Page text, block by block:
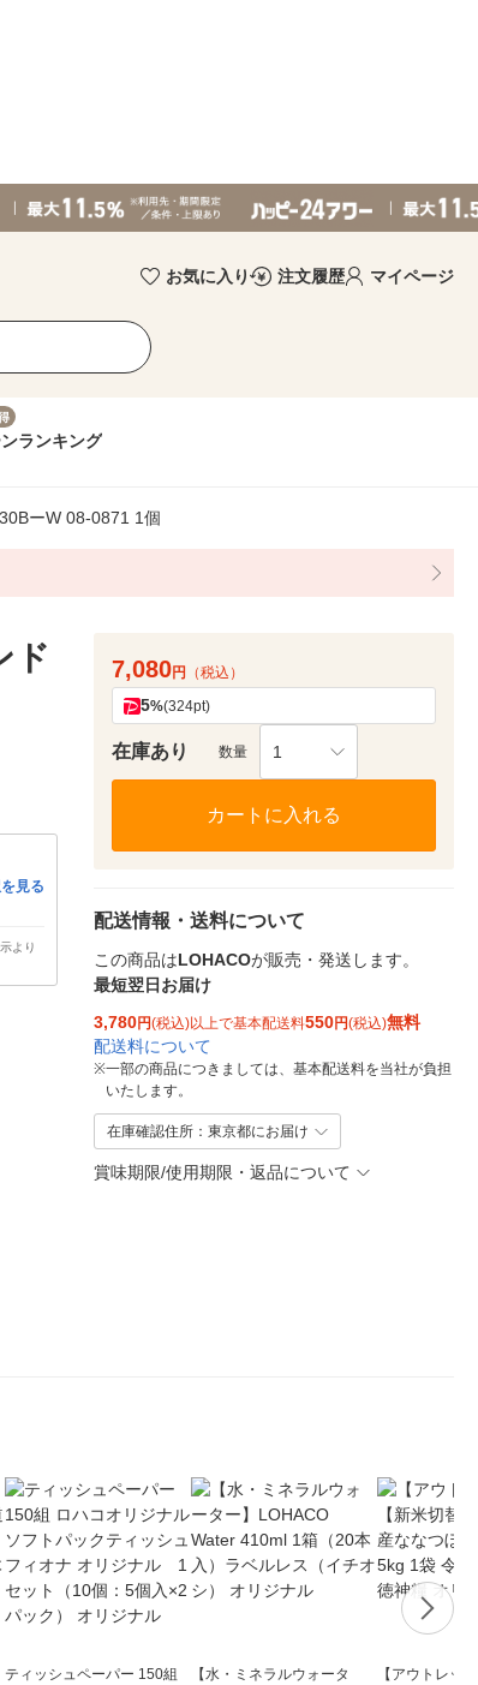
お気に入り 注文履歴 マイページ
ランキング
ーW 08-0871 1個
ド
見る
より
7,080円 （税込）
5%(324pt)
在庫あり 数量 1
カートに入れる
配送情報・送料について
この商品はLOHACOが販売・発送します。
最短翌日お届け
3,780円(税込)以上で基本配送料550円(税込)無料
配送料について
※一部の商品につきましては、基本配送料を当社が負担
いたします。
在庫確認住所：東京都にお届け
賞味期限/使用期限・返品について
ティッシュペーパー 150組
【水・ミネラルウォータ
【アウトレッ